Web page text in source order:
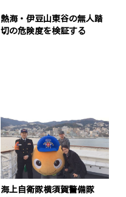
熱海・伊豆山東谷の無人踏
切の危険度を検証する
海上自衛隊横須賀警備隊